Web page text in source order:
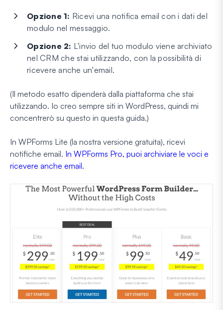
Opzione 1: Ricevi una notifica email con i dati del
modulo nel messaggio.
Opzione 2: L'invio del tuo modulo viene archiviato
nel CRM che stai utilizzando, con la possibilità di
ricevere anche un'email.
(Il metodo esatto dipenderà dalla piattaforma che stai
utilizzando. Io creo sempre siti in WordPress, quindi mi
concentrerò su questo in questa guida.)
In WPForms Lite (la nostra versione gratuita), ricevi
notifiche email. In WPForms Pro, puoi archiviare le voci e
ricevere anche email.